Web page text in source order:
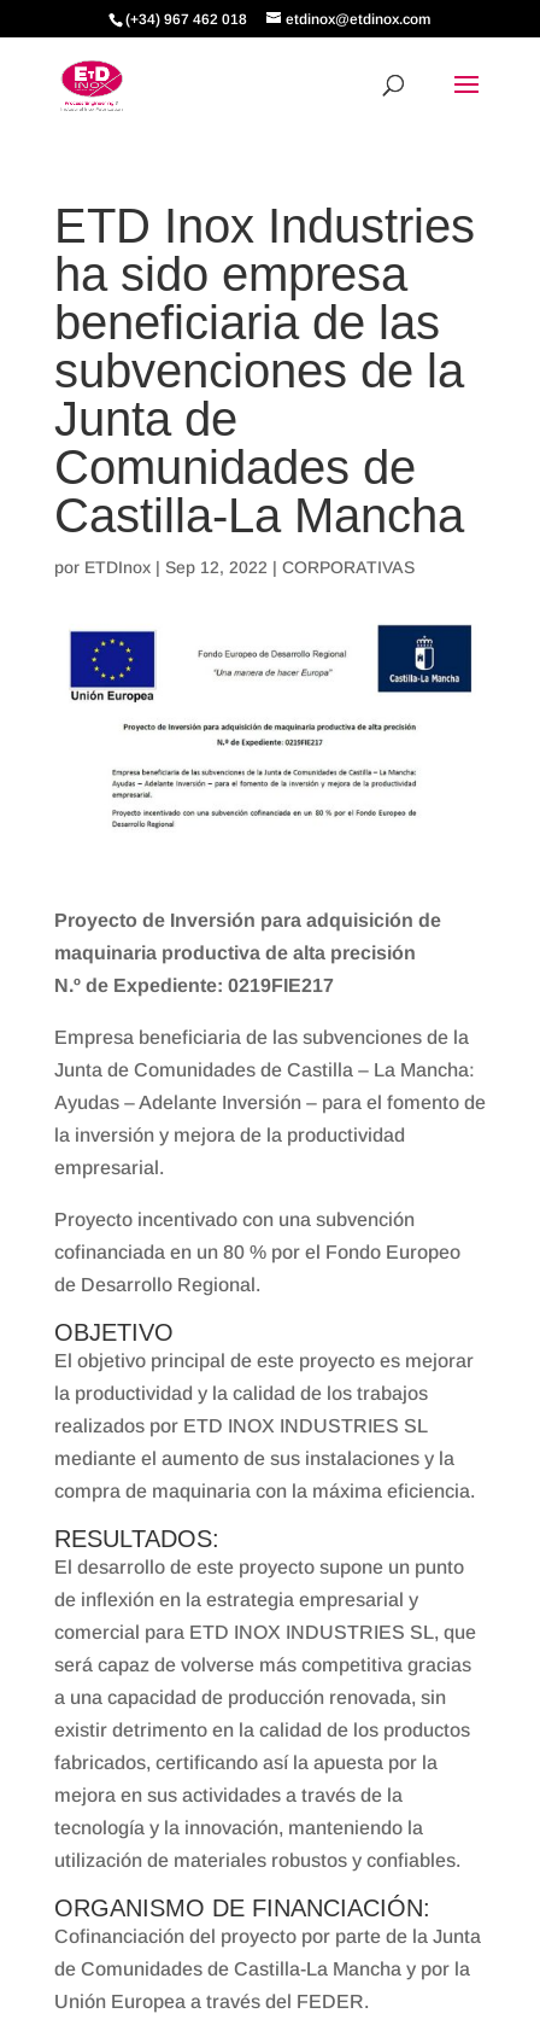
(+34) 967 462 018 etdinox@etdinox.com
ETD Inox Industries
ha sido empresa
beneficiaria de las
subvenciones de la
Junta de
Comunidades de
Castilla-La Mancha
por ETDInox| Sep 12, 2022 | CORPORATIVAS
Proyecto de Inversión para adquisición de
maquinaria productiva de alta precisión
N.º de Expediente: 0219FIE217
Empresa beneficiaria de las subvenciones de la
Junta de Comunidades de Castilla – La Mancha:
Ayudas – Adelante Inversión – para el fomento de
la inversión y mejora de la productividad
empresarial.
Proyecto incentivado con una subvención
cofinanciada en un 80 % por el Fondo Europeo
de Desarrollo Regional.
OBJETIVO
El objetivo principal de este proyecto es mejorar
la productividad y la calidad de los trabajos
realizados por ETD INOX INDUSTRIES SL
mediante el aumento de sus instalaciones y la
compra de maquinaria con la máxima eficiencia.
RESULTADOS:
El desarrollo de este proyecto supone un punto
de inflexión en la estrategia empresarial y
comercial para ETD INOX INDUSTRIES SL, que
será capaz de volverse más competitiva gracias
a una capacidad de producción renovada, sin
existir detrimento en la calidad de los productos
fabricados, certificando así la apuesta por la
mejora en sus actividades a través de la
tecnología y la innovación, manteniendo la
utilización de materiales robustos y confiables.
ORGANISMO DE FINANCIACIÓN:
Cofinanciación del proyecto por parte de la Junta
de Comunidades de Castilla-La Mancha y por la
Unión Europea a través del FEDER.